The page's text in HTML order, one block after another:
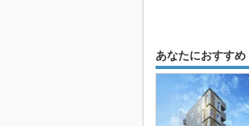
あなたにおすすめ